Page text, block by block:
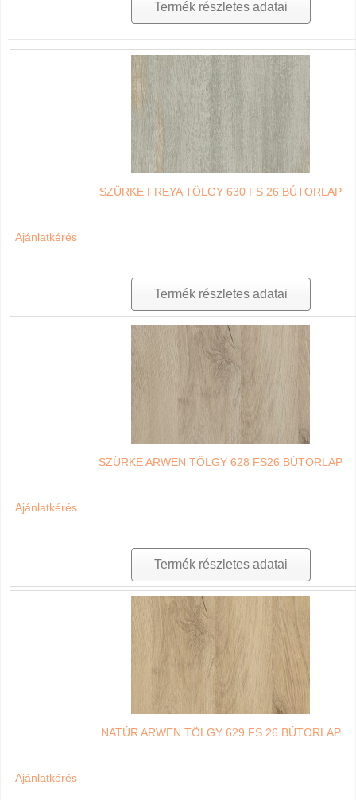
Termék részletes adatai
SZÜRKE FREYA TÖLGY 630 FS 26 BÚTORLAP
Ajánlatkérés
Termék részletes adatai
SZÜRKE ARWEN TÖLGY 628 FS26 BÚTORLAP
Ajánlatkérés
Termék részletes adatai
NATÚR ARWEN TÖLGY 629 FS 26 BÚTORLAP
Ajánlatkérés